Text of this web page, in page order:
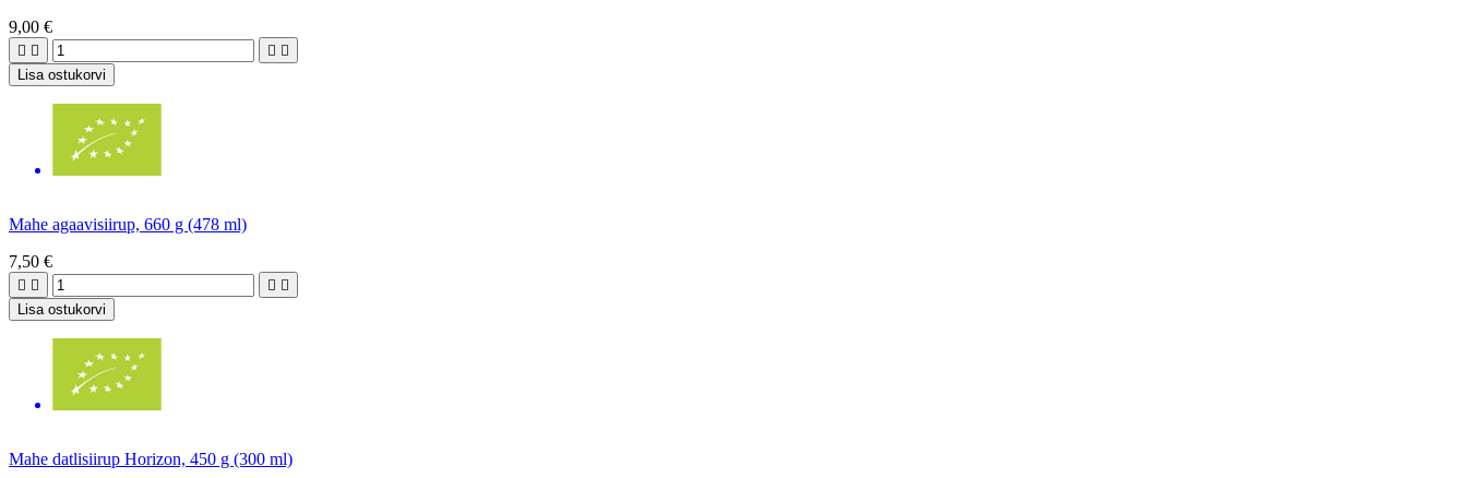
9,00 €
   
Lisa ostukorvi
Mahe agaavisiirup, 660 g (478 ml)
7,50 €
   
Lisa ostukorvi
Mahe datlisiirup Horizon, 450 g (300 ml)